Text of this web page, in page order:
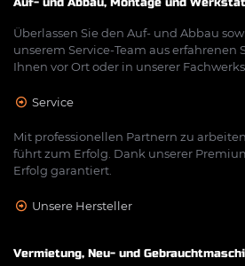
Überlassen Sie den Auf- und Abbau
unserem Service-Team aus erfahrenen
Ihnen vor Ort oder in unserer
Service
Mit professionellen Partnern zu
führt zum Erfolg. Dank unserer
Erfolg garantiert.
Unsere Hersteller
Vermietung, Neu- und